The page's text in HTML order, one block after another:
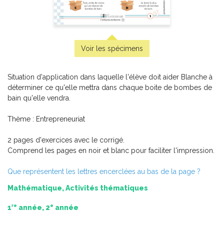
Pluie d’expressions
Voir les spécimens
Situation d'application dans laquelle l'élève doit aider Blanche à
déterminer ce qu'elle mettra dans chaque boite de bombes de
bain qu'elle vendra.
Thème : Entrepreneuriat
2 pages d'exercices avec le corrigé.
Comprend les pages en noir et blanc pour faciliter l'impression.
Que représentent les lettres encerclées au bas de la page ?
Mathématique, Activités thématiques
1re année, 2 e année